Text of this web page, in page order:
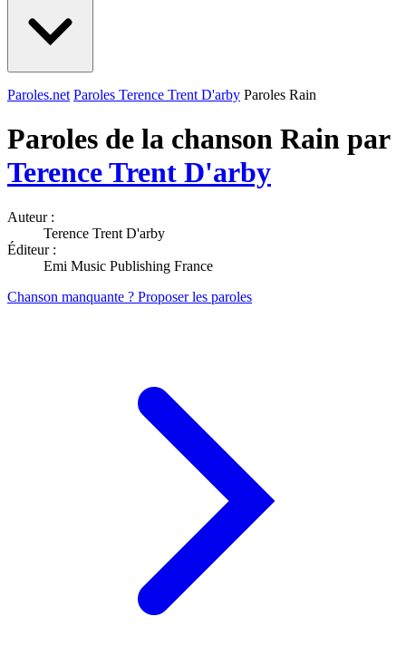
Paroles.net Paroles Terence Trent D'arby Paroles Rain
Paroles de la chanson Rain par
Terence Trent D'arby
Auteur :
Terence Trent D'arby
Éditeur :
Emi Music Publishing France
Chanson manquante ? Proposer les paroles